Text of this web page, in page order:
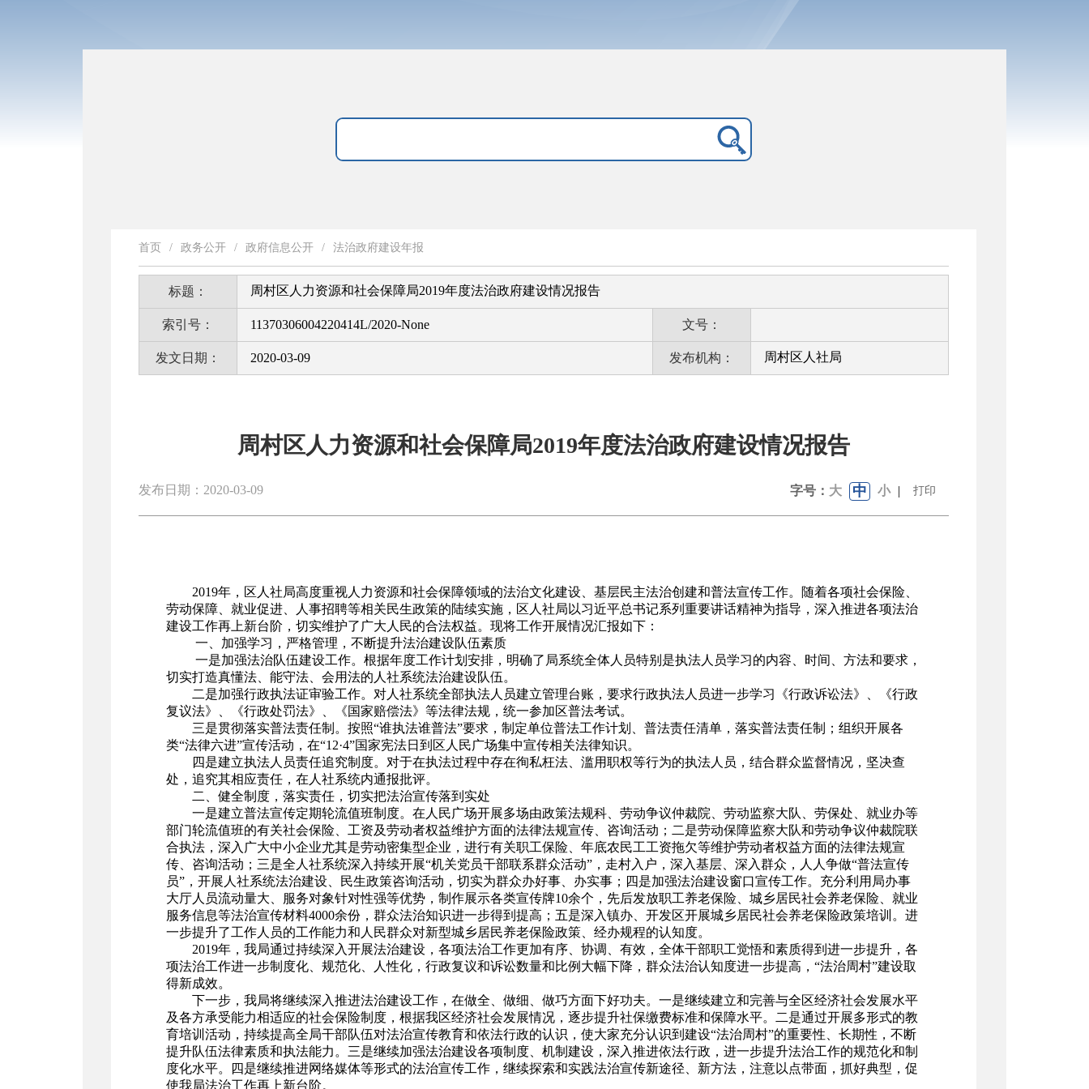
首页 / 政务公开 / 政府信息公开 / 法治政府建设年报
标题： 周村区人力资源和社会保障局2019年度法治政府建设情况报告
索引号： 11370306004220414L/2020-None 文号：
发文日期： 2020-03-09 发布机构： 周村区人社局
周村区人力资源和社会保障局2019年度法治政府建设情况报告
发布日期：2020-03-09 字号： 大 中 小 | 打印
2019年，区人社局高度重视人力资源和社会保障领域的法治文化建设、基层民主法治创建和普法宣传工作。随着各项社会保险、
劳动保障、就业促进、人事招聘等相关民生政策的陆续实施，区人社局以习近平总书记系列重要讲话精神为指导，深入推进各项法治
建设工作再上新台阶，切实维护了广大人民的合法权益。现将工作开展情况汇报如下：
一、加强学习，严格管理，不断提升法治建设队伍素质
一是加强法治队伍建设工作。根据年度工作计划安排，明确了局系统全体人员特别是执法人员学习的内容、时间、方法和要求，
切实打造真懂法、能守法、会用法的人社系统法治建设队伍。
二是加强行政执法证审验工作。对人社系统全部执法人员建立管理台账，要求行政执法人员进一步学习《行政诉讼法》、《行政
复议法》、《行政处罚法》、《国家赔偿法》等法律法规，统一参加区普法考试。
三是贯彻落实普法责任制。按照“谁执法谁普法”要求，制定单位普法工作计划、普法责任清单，落实普法责任制；组织开展各
类“法律六进”宣传活动，在“12·4”国家宪法日到区人民广场集中宣传相关法律知识。
四是建立执法人员责任追究制度。对于在执法过程中存在徇私枉法、滥用职权等行为的执法人员，结合群众监督情况，坚决查
处，追究其相应责任，在人社系统内通报批评。
二、健全制度，落实责任，切实把法治宣传落到实处
一是建立普法宣传定期轮流值班制度。在人民广场开展多场由政策法规科、劳动争议仲裁院、劳动监察大队、劳保处、就业办等
部门轮流值班的有关社会保险、工资及劳动者权益维护方面的法律法规宣传、咨询活动；二是劳动保障监察大队和劳动争议仲裁院联
合执法，深入广大中小企业尤其是劳动密集型企业，进行有关职工保险、年底农民工工资拖欠等维护劳动者权益方面的法律法规宣
传、咨询活动；三是全人社系统深入持续开展“机关党员干部联系群众活动”，走村入户，深入基层、深入群众，人人争做“普法宣传
员”，开展人社系统法治建设、民生政策咨询活动，切实为群众办好事、办实事；四是加强法治建设窗口宣传工作。充分利用局办事
大厅人员流动量大、服务对象针对性强等优势，制作展示各类宣传牌10余个，先后发放职工养老保险、城乡居民社会养老保险、就业
服务信息等法治宣传材料4000余份，群众法治知识进一步得到提高；五是深入镇办、开发区开展城乡居民社会养老保险政策培训。进
一步提升了工作人员的工作能力和人民群众对新型城乡居民养老保险政策、经办规程的认知度。
2019年，我局通过持续深入开展法治建设，各项法治工作更加有序、协调、有效，全体干部职工觉悟和素质得到进一步提升，各
项法治工作进一步制度化、规范化、人性化，行政复议和诉讼数量和比例大幅下降，群众法治认知度进一步提高，“法治周村”建设取
得新成效。
下一步，我局将继续深入推进法治建设工作，在做全、做细、做巧方面下好功夫。一是继续建立和完善与全区经济社会发展水平
及各方承受能力相适应的社会保险制度，根据我区经济社会发展情况，逐步提升社保缴费标准和保障水平。二是通过开展多形式的教
育培训活动，持续提高全局干部队伍对法治宣传教育和依法行政的认识，使大家充分认识到建设“法治周村”的重要性、长期性，不断
提升队伍法律素质和执法能力。三是继续加强法治建设各项制度、机制建设，深入推进依法行政，进一步提升法治工作的规范化和制
度化水平。四是继续推进网络媒体等形式的法治宣传工作，继续探索和实践法治宣传新途径、新方法，注意以点带面，抓好典型，促
使我局法治工作再上新台阶。